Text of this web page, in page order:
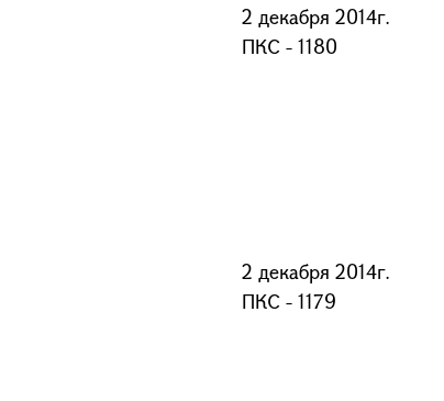
2 декабря 2014г.
ПКС - 1180
2 декабря 2014г.
ПКС - 1179